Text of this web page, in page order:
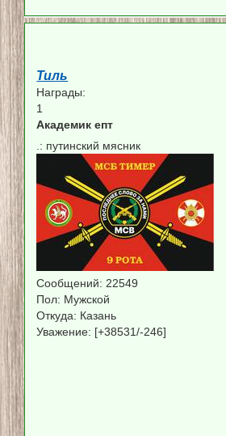
Тиль
Награды:
1
Академик епт
.: путинский мясник
Сообщений: 22549
Пол: Мужской
Откуда: Казань
Уважение: [+38531/-246]